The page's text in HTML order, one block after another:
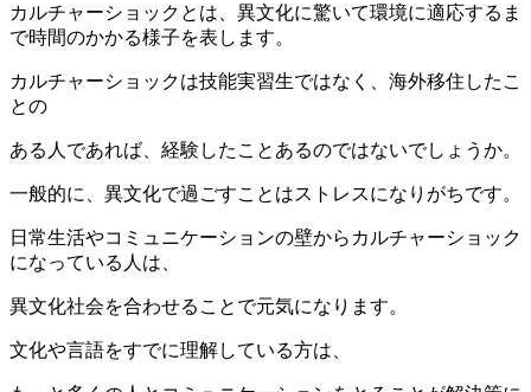
カルチャーショックとは、異文化に驚いて環境に適応するま
で時間のかかる様子を表します。
カルチャーショックは技能実習生ではなく、海外移住したこ
との
ある人であれば、経験したことあるのではないでしょうか。
一般的に、異文化で過ごすことはストレスになりがちです。
日常生活やコミュニケーションの壁からカルチャーショック
になっている人は、
異文化社会を合わせることで元気になります。
文化や言語をすでに理解している方は、